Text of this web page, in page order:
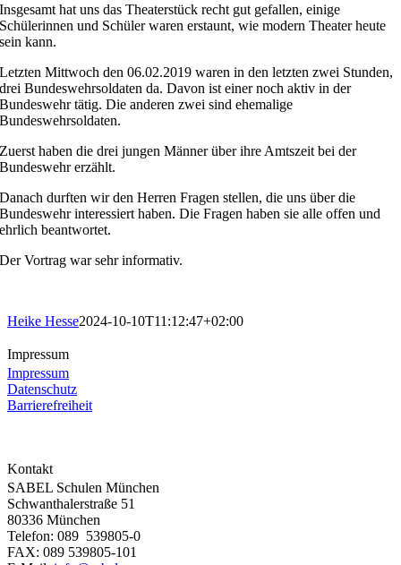
Insgesamt hat uns das Theaterstück recht gut gefallen, einige
Schülerinnen und Schüler waren erstaunt, wie modern Theater heute
sein kann.
Letzten Mittwoch den 06.02.2019 waren in den letzten zwei Stunden,
drei Bundeswehrsoldaten da. Davon ist einer noch aktiv in der
Bundeswehr tätig. Die anderen zwei sind ehemalige
Bundeswehrsoldaten.
Zuerst haben die drei jungen Männer über ihre Amtszeit bei der
Bundeswehr erzählt.
Danach durften wir den Herren Fragen stellen, die uns über die
Bundeswehr interessiert haben. Die Fragen haben sie alle offen und
ehrlich beantwortet.
Der Vortrag war sehr informativ.
Heike Hesse2024-10-10T11:12:47+02:00
Impressum
Impressum
Datenschutz
Barrierefreiheit
Kontakt
SABEL Schulen München
Schwanthalerstraße 51
80336 München
Telefon: 089 539805-0
FAX: 089 539805-101